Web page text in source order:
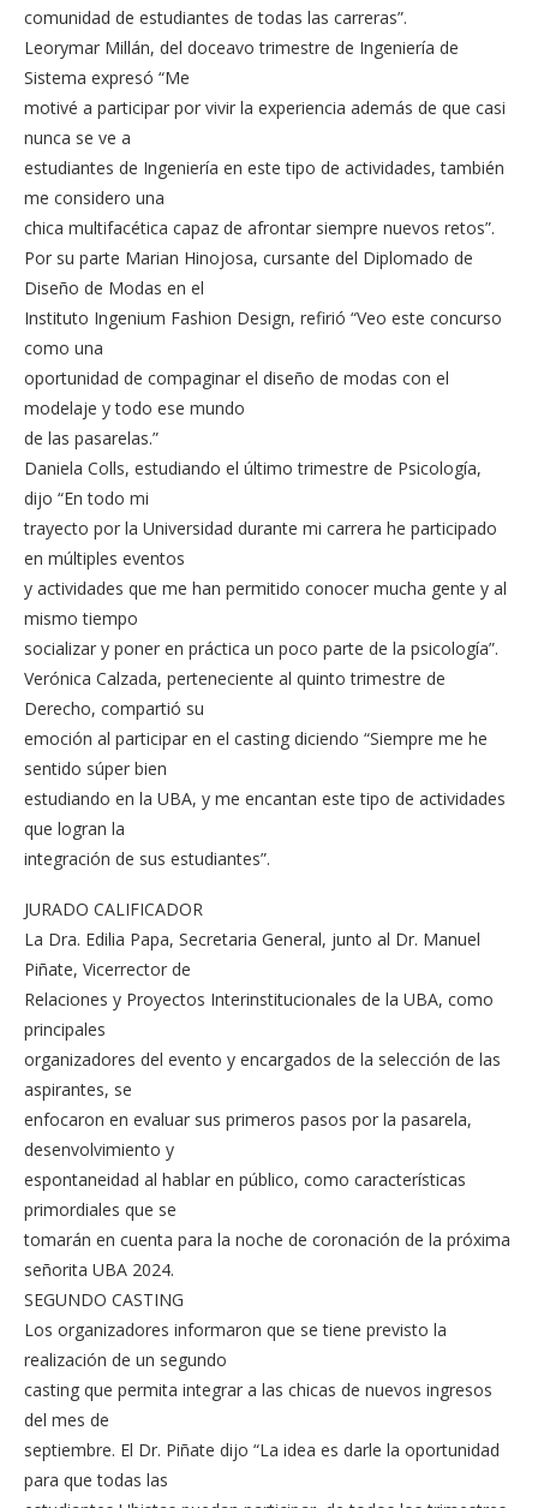
comunidad de estudiantes de todas las carreras”.
Leorymar Millán, del doceavo trimestre de Ingeniería de
Sistema expresó “Me
motivé a participar por vivir la experiencia además de que casi
nunca se ve a
estudiantes de Ingeniería en este tipo de actividades, también
me considero una
chica multifacética capaz de afrontar siempre nuevos retos”.
Por su parte Marian Hinojosa, cursante del Diplomado de
Diseño de Modas en el
Instituto Ingenium Fashion Design, refirió “Veo este concurso
como una
oportunidad de compaginar el diseño de modas con el
modelaje y todo ese mundo
de las pasarelas.”
Daniela Colls, estudiando el último trimestre de Psicología,
dijo “En todo mi
trayecto por la Universidad durante mi carrera he participado
en múltiples eventos
y actividades que me han permitido conocer mucha gente y al
mismo tiempo
socializar y poner en práctica un poco parte de la psicología”.
Verónica Calzada, perteneciente al quinto trimestre de
Derecho, compartió su
emoción al participar en el casting diciendo “Siempre me he
sentido súper bien
estudiando en la UBA, y me encantan este tipo de actividades
que logran la
integración de sus estudiantes”.
JURADO CALIFICADOR
La Dra. Edilia Papa, Secretaria General, junto al Dr. Manuel
Piñate, Vicerrector de
Relaciones y Proyectos Interinstitucionales de la UBA, como
principales
organizadores del evento y encargados de la selección de las
aspirantes, se
enfocaron en evaluar sus primeros pasos por la pasarela,
desenvolvimiento y
espontaneidad al hablar en público, como características
primordiales que se
tomarán en cuenta para la noche de coronación de la próxima
señorita UBA 2024.
SEGUNDO CASTING
Los organizadores informaron que se tiene previsto la
realización de un segundo
casting que permita integrar a las chicas de nuevos ingresos
del mes de
septiembre. El Dr. Piñate dijo “La idea es darle la oportunidad
para que todas las